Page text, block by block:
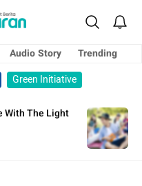
Audio Story
Trending
Green Initiative
With The Light